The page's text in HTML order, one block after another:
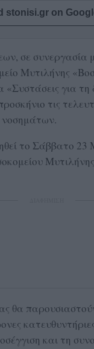
stonisi.gr on
σε συνεργασία
Μυτιλήνης
«Συστάσεις για
τις
νοσημάτων.
το Σάββατο 23
θα
και τη